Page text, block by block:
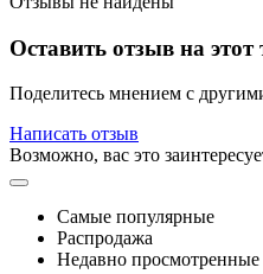
Оставить отзыв на этот
Поделитесь мнением с
Написать отзыв
Возможно, вас это
Самые популярные
Распродажа
Недавно просмотренные